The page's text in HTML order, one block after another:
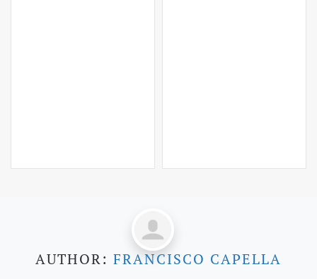
AUTHOR: FRANCISCO CAPELLA